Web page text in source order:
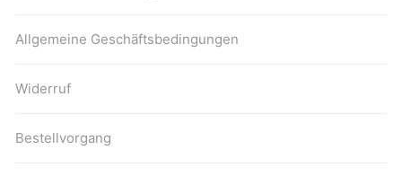
Allgemeine Geschäftsbedingungen
Widerruf
Bestellvorgang